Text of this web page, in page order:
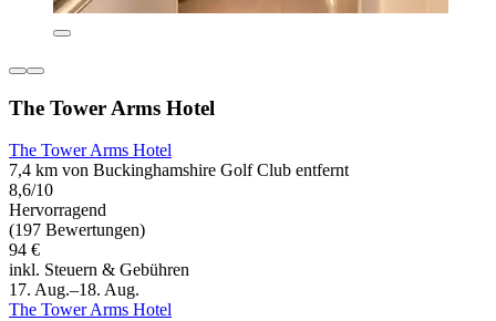
The Tower Arms Hotel
The Tower Arms Hotel
7,4 km von Buckinghamshire Golf Club entfernt
8,6/10
Hervorragend
(197 Bewertungen)
94 €
inkl. Steuern & Gebühren
17. Aug.–18. Aug.
The Tower Arms Hotel